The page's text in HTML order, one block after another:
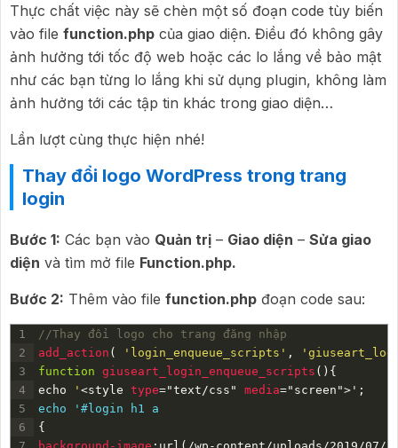
Thực chất việc này sẽ chèn một số đoạn code tùy biến
vào file function.php của giao diện. Điều đó không gây
ảnh hưởng tới tốc độ web hoặc các lo lắng về bảo mật
như các bạn từng lo lắng khi sử dụng plugin, không làm
ảnh hưởng tới các tập tin khác trong giao diện…
Lần lượt cùng thực hiện nhé!
Thay đổi logo WordPress trong trang
login
Bước 1: Các bạn vào Quản trị – Giao diện – Sửa giao
diện và tìm mở file Function.php.
Bước 2: Thêm vào file function.php đoạn code sau:
1
2
3
4
5
6
//Thay đổi logo cho trang đăng nhập
add_action ( 'login_enqueue_scripts' ,
function giuseart_login_enqueue_scripts ( ) {
echo
' <style type="text/css" media="screen">' ;
echo '#login h1 a
{